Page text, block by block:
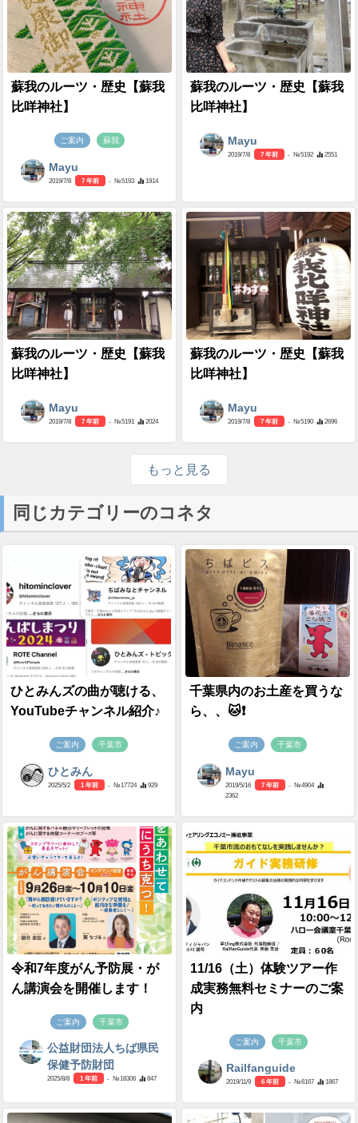
蘇我のルーツ・歴史【蘇我
比咩神社】
ご案内 蘇我
Mayu
2019/7/8 7 年前 - №5193 1914
蘇我のルーツ・歴史【蘇我
比咩神社】
Mayu
2019/7/8 7 年前 - №5192 2551
蘇我のルーツ・歴史【蘇我
比咩神社】
Mayu
2019/7/8 7 年前 - №5191 2024
蘇我のルーツ・歴史【蘇我
比咩神社】
Mayu
2019/7/8 7 年前 - №5190 2696
もっと見る
同じカテゴリーのコネタ
ひとみんズの曲が聴ける、
YouTubeチャンネル紹介♪
ご案内 千葉市
ひとみん
2025/5/2 1 年前 - №17724 929
千葉県内のお土産を買うな
ら、、🐱❗️
ご案内 千葉市
Mayu
2019/5/16 7 年前
- №4904
2362
令和7年度がん予防展・が
ん講演会を開催します！
ご案内 千葉市
公益財団法人ちば県民
保健予防財団
2025/8/8 1 年前 - №18306 847
11/16（土）体験ツアー作
成実務無料セミナーのご案
内
ご案内 千葉市
Railfanguide
2019/11/9 6 年前 - №6167 1867